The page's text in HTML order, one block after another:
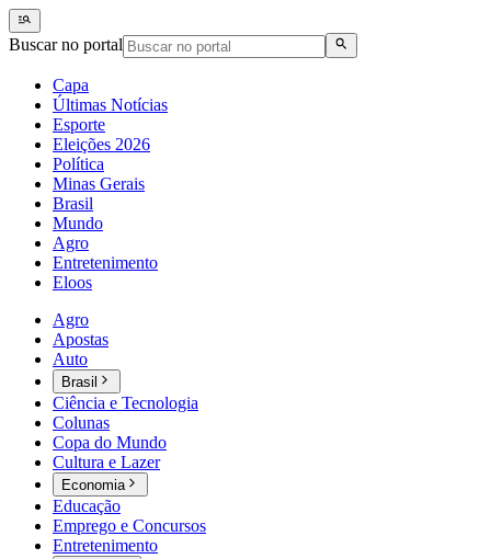
Buscar no portal
Capa
Últimas Notícias
Esporte
Eleições 2026
Política
Minas Gerais
Brasil
Mundo
Agro
Entretenimento
Eloos
Agro
Apostas
Auto
Brasil
Ciência e Tecnologia
Colunas
Copa do Mundo
Cultura e Lazer
Economia
Educação
Emprego e Concursos
Entretenimento